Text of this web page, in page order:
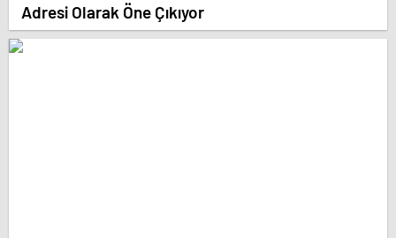
Adresi Olarak Öne Çıkıyor